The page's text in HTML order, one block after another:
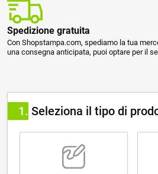
Spedizione gratuita
Con Shopstampa.com, spediamo la tua
una consegna anticipata, puoi optare per il
1 Seleziona il tipo di